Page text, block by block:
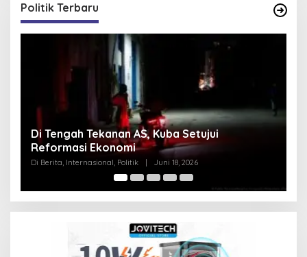
Politik Terbaru
Pentagon Hapus Kata ‘Indo’ dari Komando
Indo-Pasifik, Mengapa?
Di Berita, Internasional, Politik Juni 18, 2026